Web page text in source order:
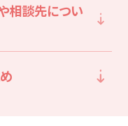
相談先につい